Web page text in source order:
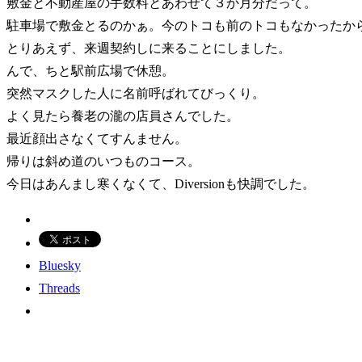
駐車場で敷金とるのかぁ。今のトコも前のトコもなかったか
とりあえず、来週契約しに来ることにしました。
んで、ちと駅前広場で休憩。
突然マスクした人に名前呼ばれてびっくり。
よく見たら養老の瀧の店員さんでした。
最近顔出さなくてすんません。
帰りは斜め道のいつものコース。
今日はあんまし寒くなくて、Diversionも快調でした。
Bluesky
Threads